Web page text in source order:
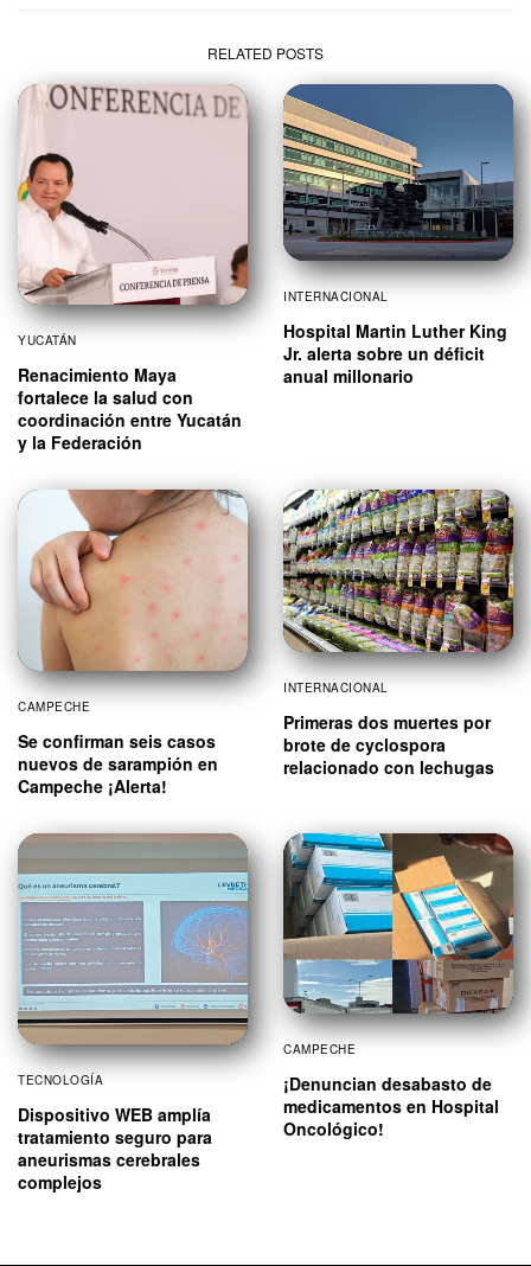
RELATED POSTS
YUCATÁN
Renacimiento Maya
fortalece la salud con
coordinación entre Yucatán
y la Federación
INTERNACIONAL
Hospital Martin Luther King
Jr. alerta sobre un déficit
anual millonario
CAMPECHE
Se confirman seis casos
nuevos de sarampión en
Campeche ¡Alerta!
INTERNACIONAL
Primeras dos muertes por
brote de cyclospora
relacionado con lechugas
TECNOLOGÍA
Dispositivo WEB amplía
tratamiento seguro para
aneurismas cerebrales
complejos
CAMPECHE
¡Denuncian desabasto de
medicamentos en Hospital
Oncológico!